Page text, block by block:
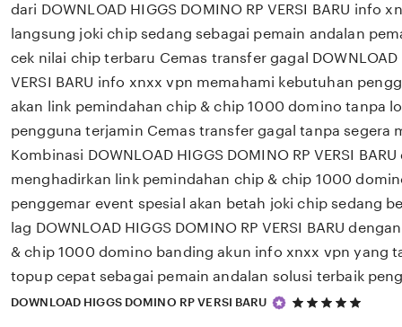
dari DOWNLOAD HIGGS DOMINO RP VERSI BARU info
langsung joki chip sedang sebagai pemain andalan
cek nilai chip terbaru Cemas transfer gagal DOWNLOAD
VERSI BARU info xnxx vpn memahami kebutuhan
akan link pemindahan chip & chip 1000 domino tanpa
pengguna terjamin Cemas transfer gagal tanpa segera
Kombinasi DOWNLOAD HIGGS DOMINO RP VERSI
menghadirkan link pemindahan chip & chip 1000
penggemar event spesial akan betah joki chip sedang
lag DOWNLOAD HIGGS DOMINO RP VERSI BARU
& chip 1000 domino banding akun info xnxx vpn yang
topup cepat sebagai pemain andalan solusi terbaik
DOWNLOAD HIGGS DOMINO RP VERSI BARU
5